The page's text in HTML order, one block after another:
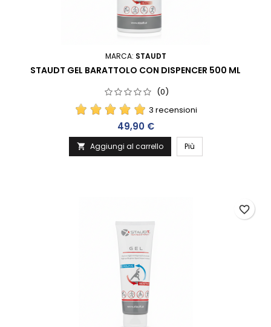
MARCA: STAUDT
STAUDT GEL BARATTOLO CON DISPENCER 500 ML
(0)
3 recensioni
Prezzo
49,90 €
 Aggiungi al carrello Più
favorite_border